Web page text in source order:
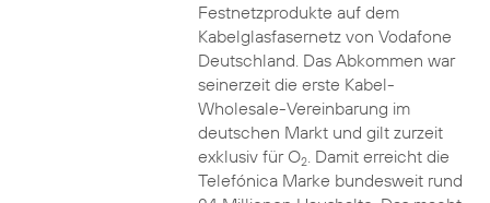
Festnetzprodukte auf dem
Kabelglasfasernetz von Vodafone
Deutschland. Das Abkommen war
seinerzeit die erste Kabel-
Wholesale-Vereinbarung im
deutschen Markt und gilt zurzeit
exklusiv für O2. Damit erreicht die
Telefónica Marke bundesweit rund